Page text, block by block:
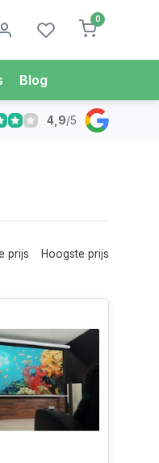
0
Blog
in Huis*
4,9/5
prijs Hoogste prijs